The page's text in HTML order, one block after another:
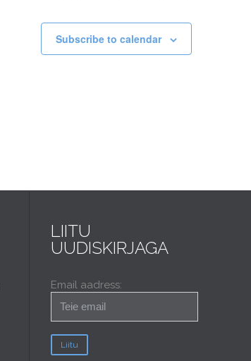
Subscribe to calendar
LIITU
UUDISKIRJAGA
Email aadress: